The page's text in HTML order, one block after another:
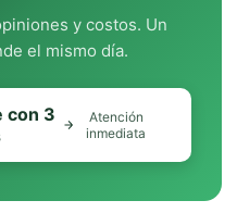
y costos. Un
el mismo día.
con 3
Atención
inmediata